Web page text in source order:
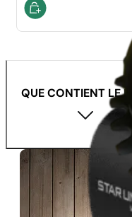
QUE CONTIENT LE